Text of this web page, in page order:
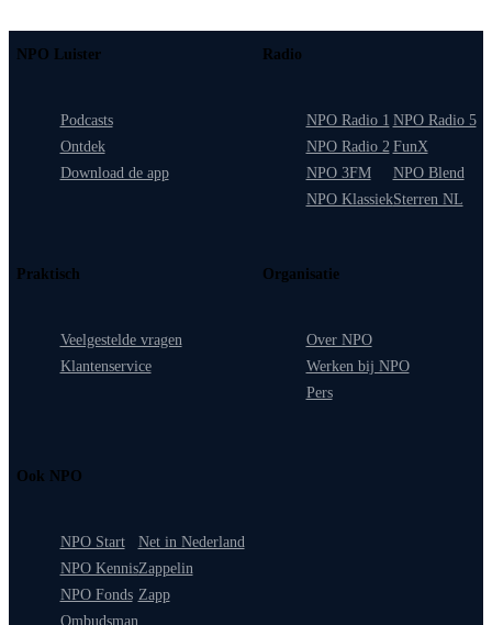
NPO Luister
Podcasts
Ontdek
Download de app
Radio
NPO Radio 1
NPO Radio 2
NPO 3FM
NPO Klassiek
NPO Radio 5
FunX
NPO Blend
Sterren NL
Praktisch
Veelgestelde vragen
Klantenservice
Organisatie
Over NPO
Werken bij NPO
Pers
Ook NPO
NPO Start
NPO Kennis
NPO Fonds
Ombudsman
Net in Nederland
Zappelin
Zapp